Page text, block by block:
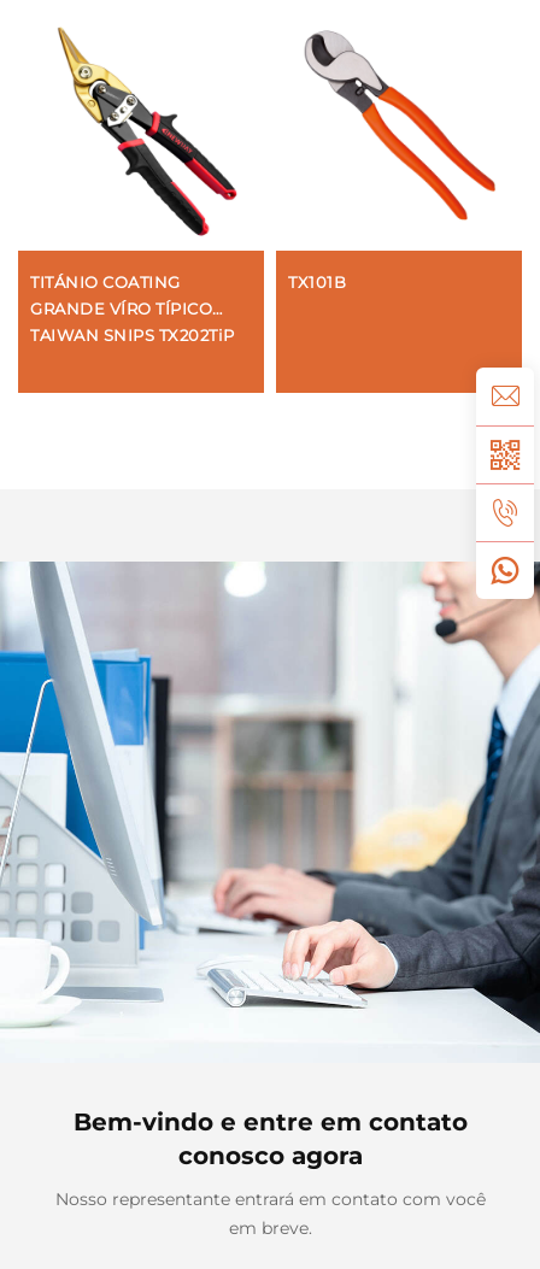
TITÁNIO COATING
GRANDE VÍRO TÍPICO
TAIWAN SNIPS TX202TiP
TX101B
Bem-vindo e entre em contato
conosco agora
Nosso representante entrará em contato com você
em breve.